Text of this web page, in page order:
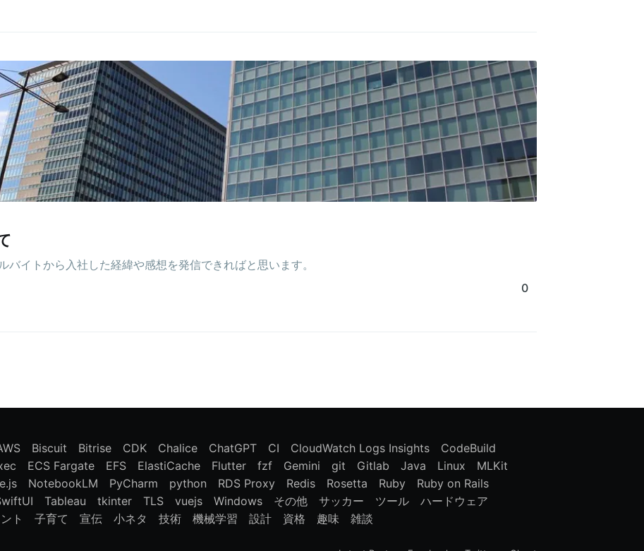
イトから入社した経緯や感想を発信できればと思います。
0
Biscuit Bitrise CDK Chalice ChatGPT CI CloudWatch Logs Insights
CodeBuild
ECS Fargate EFS ElastiCache Flutter fzf Gemini git Gitlab Java Linux
MLKit
NotebookLM PyCharm python RDS Proxy Redis Rosetta Ruby
Ruby on Rails
Tableau tkinter TLS vuejs Windows その他 サッカー ツール
ハードウェア
ト 子育て 宣伝 小ネタ 技術 機械学習 設計 資格 趣味 雑談